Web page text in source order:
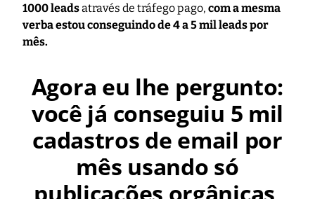
1000 leadsatravés de tráfego pago, com a mesma
verba estou conseguindo de 4 a 5 mil leads por
mês.
Agora eu lhe pergunto:
você já conseguiu 5 mil
cadastros de email por
mês usando só